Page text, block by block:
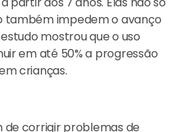
também impedem o avanço
mostrou que o uso
em até 50% a progressão
crianças.
de corrigir problemas de